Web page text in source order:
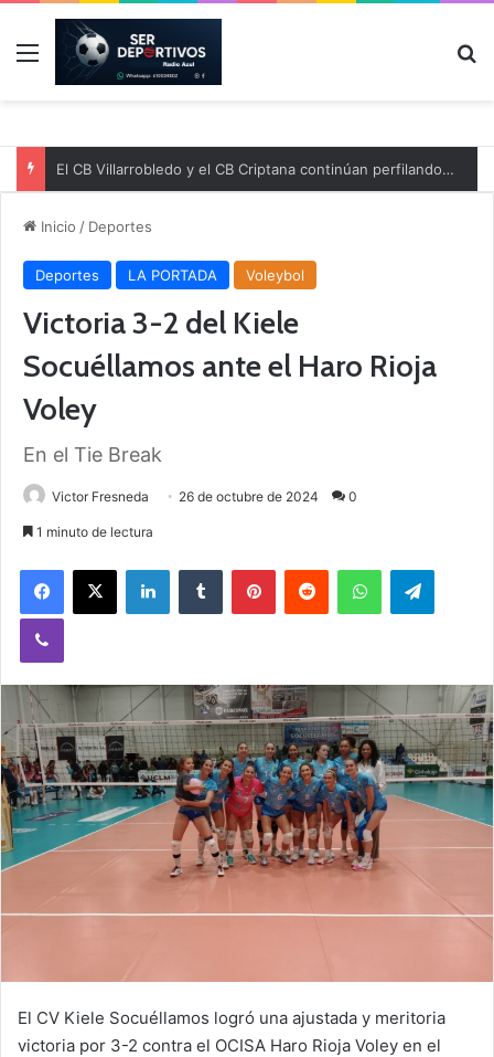
Menú
El CB Villarrobledo y el CB Criptana continúan perfilando sus plantillas
Inicio / Deportes
Deportes LA PORTADA Voleybol
Victoria 3-2 del Kiele
Socuéllamos ante el Haro Rioja
Voley
En el Tie Break
Victor Fresneda 26 de octubre de 2024 0
1 minuto de lectura
El CV Kiele Socuéllamos logró una ajustada y meritoria
victoria por 3-2 contra el OCISA Haro Rioja Voley en el